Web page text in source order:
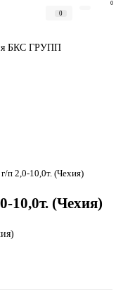
0
0
п 2,0-10,0т. (Чехия)
10,0т. (Чехия)